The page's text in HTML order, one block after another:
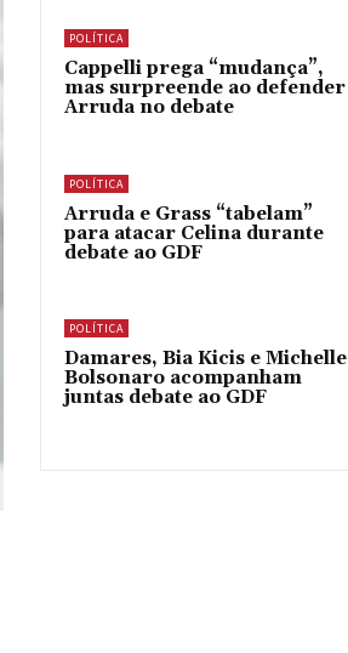
POLÍTICA
Cappelli prega “mudança”,
mas surpreende ao defender
Arruda no debate
POLÍTICA
Arruda e Grass “tabelam”
para atacar Celina durante
debate ao GDF
POLÍTICA
Damares, Bia Kicis e Michelle
Bolsonaro acompanham
juntas debate ao GDF